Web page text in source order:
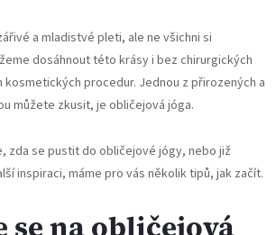
a mladistvé pleti, ale ne všichni si
dosáhnout této krásy i bez chirurgických
kosmetických procedur. Jednou z přirozených a
můžete zkusit, je obličejová jóga.
zda se pustit do obličejové jógy, nebo již
inspiraci, máme pro vás několik tipů, jak začít.
se na obličejová